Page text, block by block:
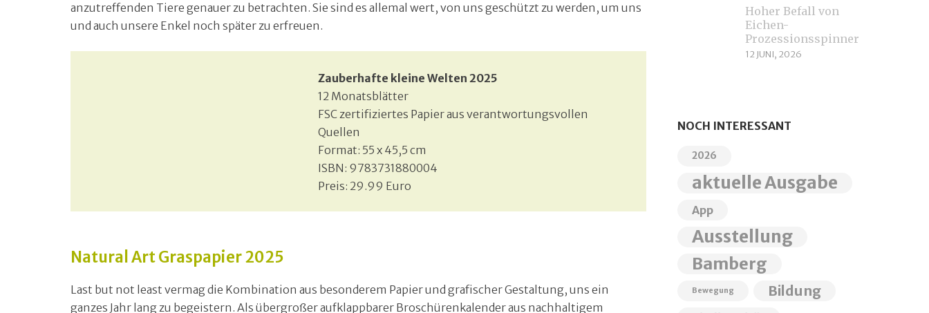
anzutreffenden Tiere genauer zu betrachten. Sie sind es allemal wert, von uns geschützt zu werden, um uns
und auch unsere Enkel noch später zu erfreuen.
Zauberhafte kleine Welten 2025
12 Monatsblätter
FSC zertifiziertes Papier aus verantwortungsvollen
Quellen
Format: 55 x 45,5 cm
ISBN: 9783731880004
Preis: 29.99 Euro
Natural Art Graspapier 2025
Last but not least vermag die Kombination aus besonderem Papier und grafischer Gestaltung, uns ein
ganzes Jahr lang zu begeistern. Als übergroßer aufklappbarer Broschürenkalender aus nachhaltigem
Hoher Befall von
Eichen-
Prozessionsspinnern
12 JUNI, 2026
NOCH INTERESSANT
2026
aktuelle Ausgabe
App
Ausstellung
Bamberg
Bewegung Bildung